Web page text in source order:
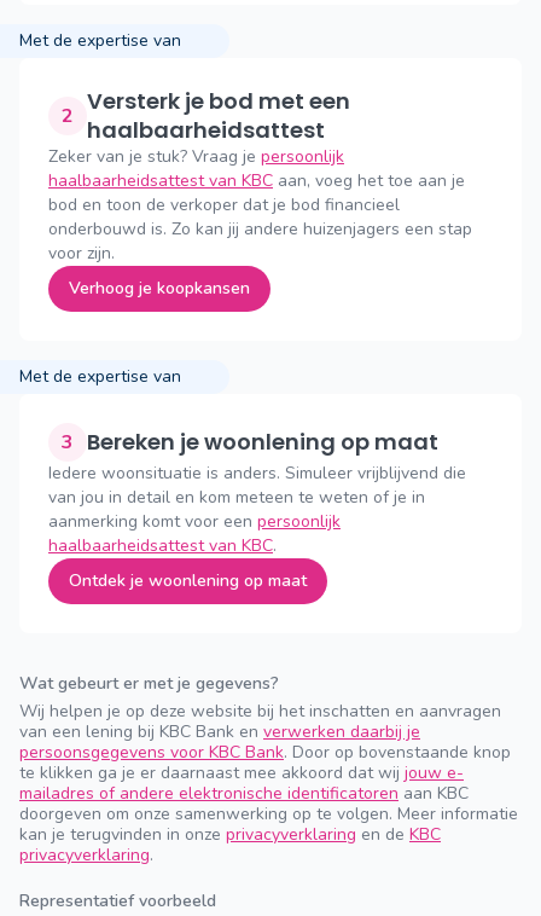
Met de expertise van
2 Versterk je bod met een
haalbaarheidsattest
Zeker van je stuk? Vraag je persoonlijk
haalbaarheidsattest van KBC aan, voeg het toe aan je
bod en toon de verkoper dat je bod financieel
onderbouwd is. Zo kan jij andere huizenjagers een stap
voor zijn.
Verhoog je koopkansen
Met de expertise van
3 Bereken je woonlening op maat
Iedere woonsituatie is anders. Simuleer vrijblijvend die
van jou in detail en kom meteen te weten of je in
aanmerking komt voor een persoonlijk
haalbaarheidsattest van KBC.
Ontdek je woonlening op maat
Wat gebeurt er met je gegevens?
Wij helpen je op deze website bij het inschatten en aanvragen
van een lening bij KBC Bank en verwerken daarbij je
persoonsgegevens voor KBC Bank. Door op bovenstaande knop
te klikken ga je er daarnaast mee akkoord dat wij jouw e-
mailadres of andere elektronische identificatoren aan KBC
doorgeven om onze samenwerking op te volgen. Meer informatie
kan je terugvinden in onze privacyverklaring en de KBC
privacyverklaring.
Representatief voorbeeld